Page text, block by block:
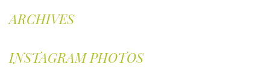
ARCHIVES
INSTAGRAM PHOTOS